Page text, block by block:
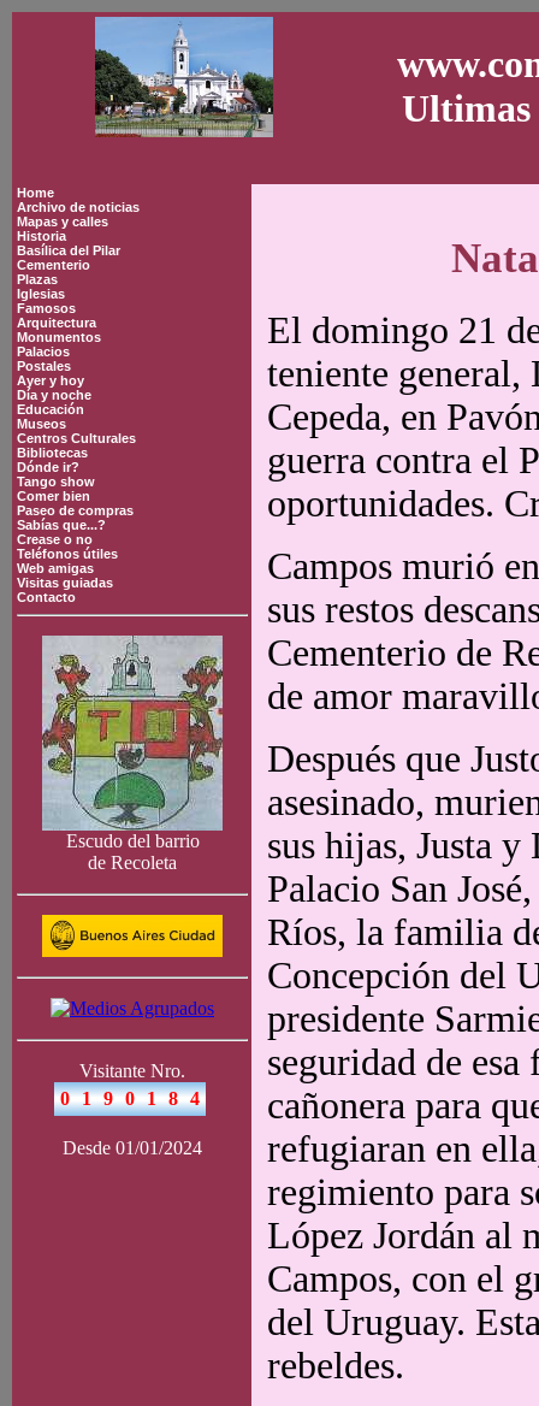
Ultimas
Home
Archivo de noticias
Mapas y calles
Historia
Basílica del Pilar
Cementerio
Plazas
Iglesias
Famosos
Arquitectura
Monumentos
Palacios
Postales
Ayer y hoy
Día y noche
Educación
Museos
Centros Culturales
Bibliotecas
Dónde ir?
Tango show
Comer bien
Paseo de compras
Sabías que...?
Crease o no
Teléfonos útiles
Web amigas
Visitas guiadas
Contacto
Escudo del barrio
de Recoleta
Visitante Nro.
Desde 01/01/2024
El domingo 21
teniente
Cepeda, en
guerra contra el
oportunidades.
Campos murió
sus restos
Cementerio de
de amor
Después que
asesinado,
sus hijas, Justa y
Palacio San
Ríos, la familia
Concepción del
presidente
seguridad de
cañonera para
refugiaran en
regimiento para
López Jordán al
Campos, con el
del Uruguay.
rebeldes.